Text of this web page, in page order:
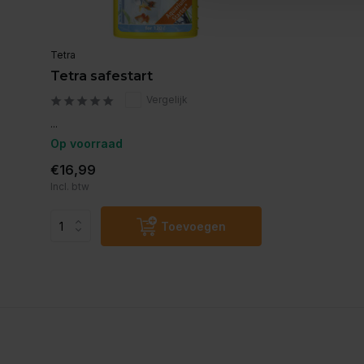
Tetra
Tetra safestart
Vergelijk
...
Op voorraad
€16,99
Incl. btw
Toevoegen